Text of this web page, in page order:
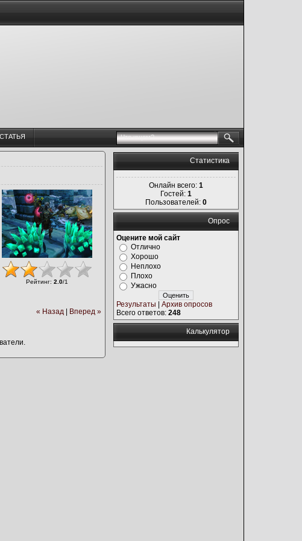
Рейтинг: 2.0/1
« Назад Вперед »
Статистика
Онлайн всего: 1
Гостей: 1
Пользователей: 0
Опрос
Оцените мой сайт
Отлично
Хорошо
Неплохо
Плохо
Ужасно
Результаты
Архив опросов
Всего ответов: 248
Калькулятор